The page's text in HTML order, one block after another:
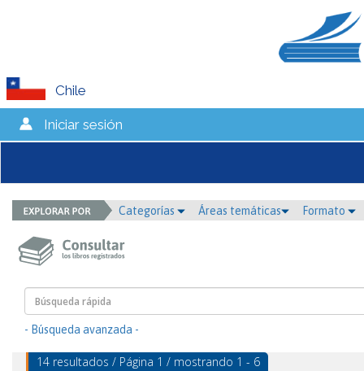
Chile
Iniciar sesión
Categorías Áreas temáticas Formato
- Búsqueda avanzada -
14 resultados / Página 1 / mostrando 1 - 6